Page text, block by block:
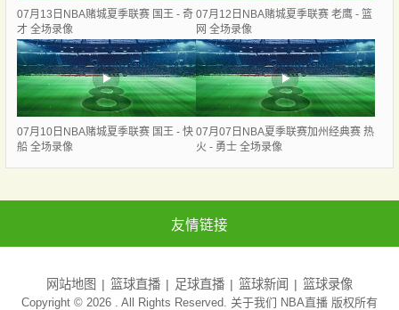
07月13日NBA赌城夏季联赛 国王 - 奇
才 全场录像
07月12日NBA赌城夏季联赛 老鹰 - 篮
网 全场录像
07月10日NBA赌城夏季联赛 国王 - 快
船 全场录像
07月07日NBA夏季联赛加州经典赛 热
火 - 勇士 全场录像
友情链接
网站地图 篮球直播 足球直播 篮球新闻 篮球录像
Copyright © 2026 . All Rights Reserved. 关于我们 NBA直播 版权所有